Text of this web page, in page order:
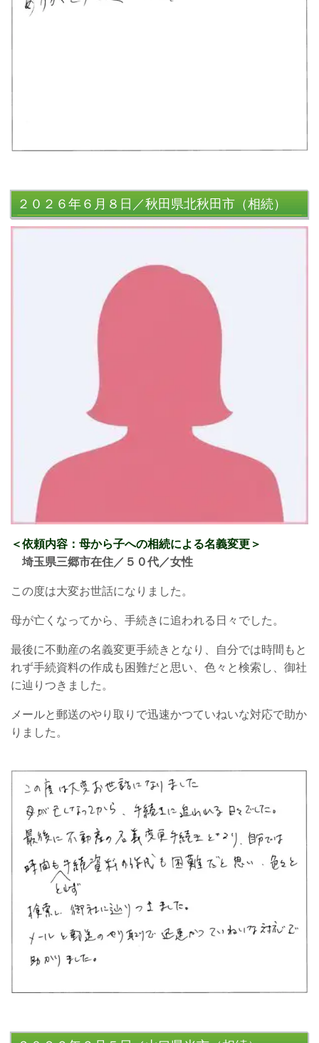
２０２６年６月８日／秋田県北秋田市（相続）
＜依頼内容：母から子への相続による名義変更 ＞
埼玉県三郷市在住／５０代／女性
この度は大変お世話になりました。
母が亡くなってから、手続きに追われる日々でした。
最後に不動産の名義変更手続きとなり、自分では時間もと
れず手続資料の作成も困難だと思い、色々と検索し、御社
に辿りつきました。
メールと郵送のやり取りで迅速かつていねいな対応で助か
りました。